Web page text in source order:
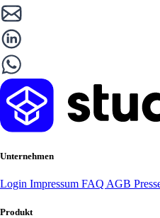
Unternehmen
Login Impressum FAQ AGB
Produkt